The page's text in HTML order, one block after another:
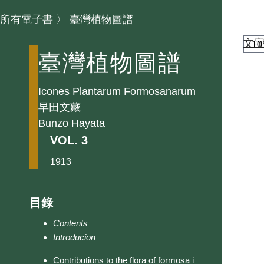
所有電子書 〉 臺灣植物圖譜
臺灣植物圖譜
Icones Plantarum Formosanarum
早田文藏
Bunzo Hayata
VOL. 3
1913
目錄
Contents
Introducion
Contributions to the flora of formosa i
文